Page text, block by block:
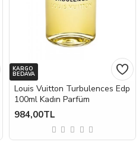
KARGO
BEDAVA
Louis Vuitton Turbulences Edp
100ml Kadın Parfüm
984,00TL